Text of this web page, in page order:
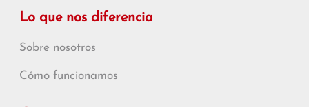
Lo que nos diferencia
Sobre nosotros
Cómo funcionamos